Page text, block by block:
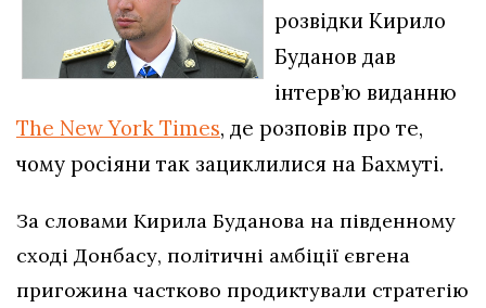
розвідки Кирило
Буданов дав
інтерв’ю виданню
The New York Times, де розповів про те,
чому росіяни так зациклилися на Бахмуті.
За словами Кирила Буданова на південному
сході Донбасу, політичні амбіції євгена
пригожина частково продиктували стратегію